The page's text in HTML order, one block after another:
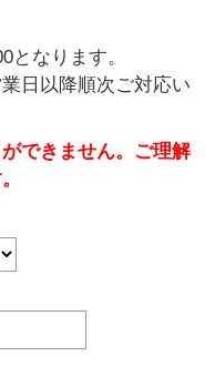
となります。
日以降順次ご対応い
できません。ご理解